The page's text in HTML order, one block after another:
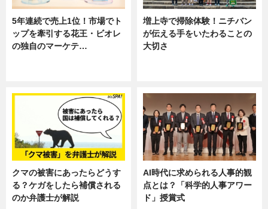
5年連続で売上1位！市場でト
ップを牽引する花王・ビオレ
の独自のマーケテ…
増上寺で掃除体験！ニチバン
が伝える手をいたわることの
大切さ
クマの被害にあったらどうす
る？ケガをしたら補償される
のか弁護士が解説
AI時代に求められる人事的観
点とは？「科学的人事アワー
ド」授賞式